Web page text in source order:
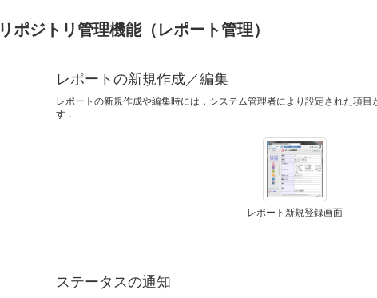
リポジトリ管理機能（レポート管理）
レポートの新規作成／編集
レポートの新規作成や編集時には，システム管理者により設定された項
す．
レポート新規登録画面
ステータスの通知